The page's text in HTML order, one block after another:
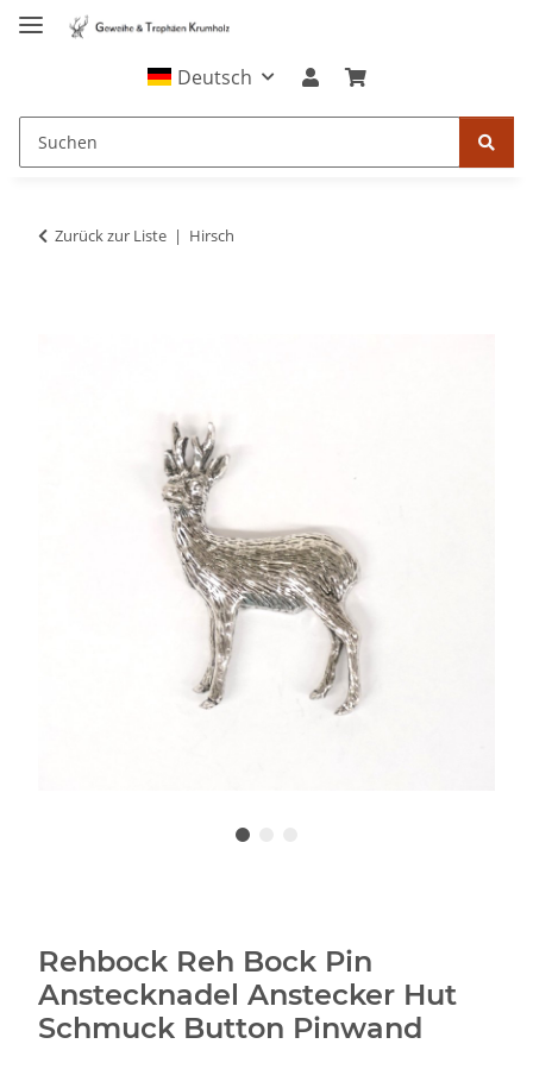
Deutsch
Zurück zur Liste Hirsch
Rehbock Reh Bock Pin
Anstecknadel Anstecker Hut
Schmuck Button Pinwand